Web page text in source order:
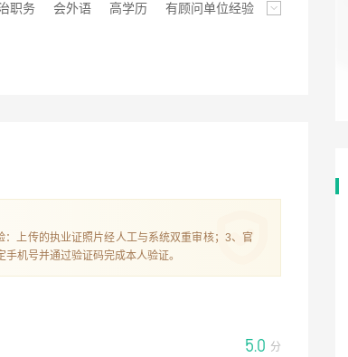
职务 会外语 高学历 有顾问单位经验
上传的执业证照片经人工与系统双重审核；3、官
机号并通过验证码完成本人验证。
5.0 分